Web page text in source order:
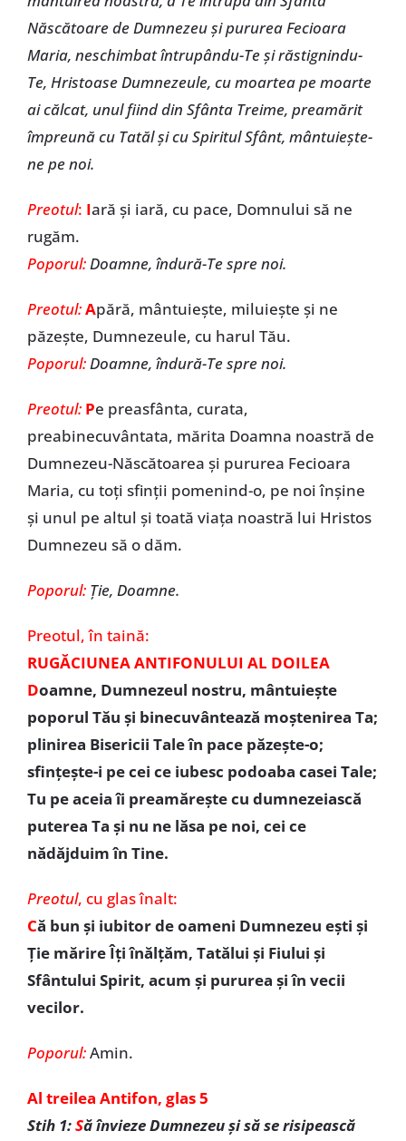
Născătoare de Dumnezeu și pururea Fecioara
Maria, neschimbat întrupându-Te și răstignindu-
Te, Hristoase Dumnezeule, cu moartea pe moarte
ai călcat, unul fiind din Sfânta Treime, preamărit
împreună cu Tatăl și cu Spiritul Sfânt, mântuiește-
ne pe noi.
Preotul: Iară și iară, cu pace, Domnului să ne
rugăm.
Poporul:Doamne, îndură-Te spre noi.
Preotul:Apără, mântuiește, miluiește și ne
păzește, Dumnezeule, cu harul Tău.
Poporul:Doamne, îndură-Te spre noi.
Preotul: Pe preasfânta, curata,
preabinecuvântata, mărita Doamna noastră de
Dumnezeu-Născătoarea și pururea Fecioara
Maria, cu toți sfinții pomenind-o, pe noi înșine
și unul pe altul și toată viața noastră lui Hristos
Dumnezeu să o dăm.
Poporul: Ție, Doamne.
Preotul, în taină:
RUGĂCIUNEA ANTIFONULUI AL DOILEA
Doamne, Dumnezeul nostru, mântuiește
poporul Tău și binecuvântează moștenirea Ta;
plinirea Bisericii Tale în pace păzește-o;
sfințește-i pe cei ce iubesc podoaba casei Tale;
Tu pe aceia îi preamărește cu dumnezeiască
puterea Ta și nu ne lăsa pe noi, cei ce
nădăjduim în Tine.
Preotul, cu glas înalt:
Că bun și iubitor de oameni Dumnezeu ești și
Ție mărire Îți înălțăm, Tatălui și Fiului și
Sfântului Spirit, acum și pururea și în vecii
vecilor.
Poporul:Amin.
Al treilea Antifon, glas 5
Stih 1:Să învieze Dumnezeu și să se risipească